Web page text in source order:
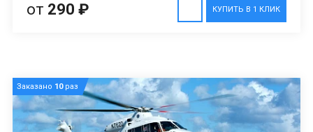
КУПИТЬ В 1 КЛИК
от 290 ₽
Заказано 10раз